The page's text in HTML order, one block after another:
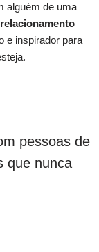
alguém de uma
e inspirador para
pessoas de
que nunca